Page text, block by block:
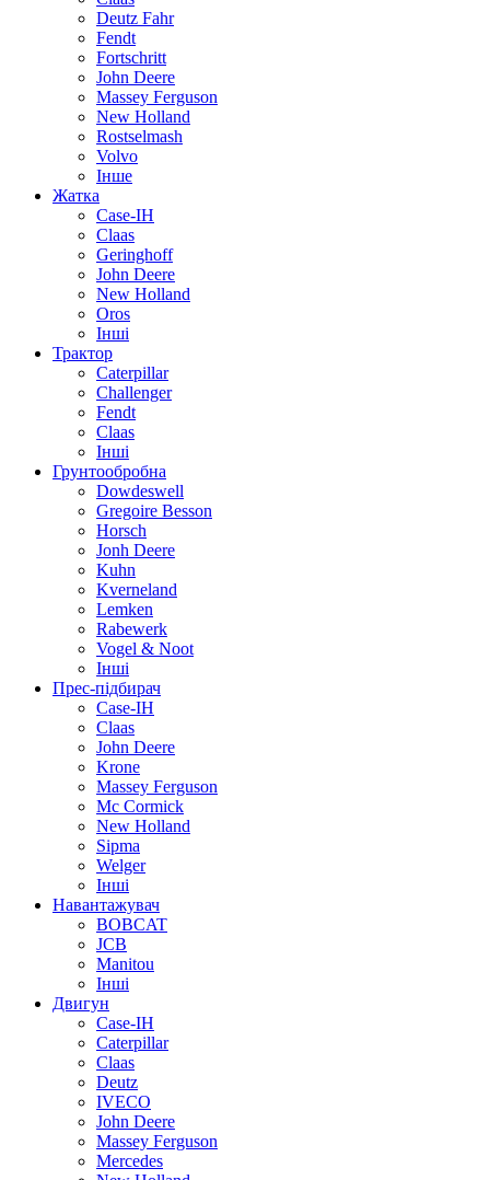
Deutz Fahr
Fendt
Fortschritt
John Deere
Massey Ferguson
New Holland
Rostselmash
Volvo
Інше
Жатка
Case-IH
Claas
Geringhoff
John Deere
New Holland
Oros
Інші
Трактор
Caterpillar
Challenger
Fendt
Claas
Інші
Грунтообробна
Dowdeswell
Gregoire Besson
Horsch
Jonh Deere
Kuhn
Kverneland
Lemken
Rabewerk
Vogel & Noot
Інші
Прес-підбирач
Case-IH
Claas
John Deere
Krone
Massey Ferguson
Mc Cormick
New Holland
Sipma
Welger
Інші
Навантажувач
BOBCAT
JCB
Manitou
Інші
Двигун
Case-IH
Caterpillar
Claas
Deutz
IVECO
John Deere
Massey Ferguson
Mercedes